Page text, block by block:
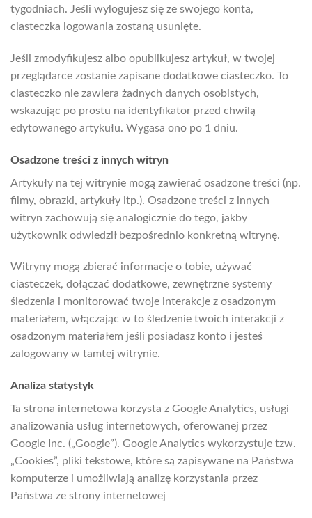
tygodniach. Jeśli wylogujesz się ze swojego konta,
ciasteczka logowania zostaną usunięte.
Jeśli zmodyfikujesz albo opublikujesz artykuł, w twojej
przeglądarce zostanie zapisane dodatkowe ciasteczko. To
ciasteczko nie zawiera żadnych danych osobistych,
wskazując po prostu na identyfikator przed chwilą
edytowanego artykułu. Wygasa ono po 1 dniu.
Osadzone treści z innych witryn
Artykuły na tej witrynie mogą zawierać osadzone treści (np.
filmy, obrazki, artykuły itp.). Osadzone treści z innych
witryn zachowują się analogicznie do tego, jakby
użytkownik odwiedził bezpośrednio konkretną witrynę.
Witryny mogą zbierać informacje o tobie, używać
ciasteczek, dołączać dodatkowe, zewnętrzne systemy
śledzenia i monitorować twoje interakcje z osadzonym
materiałem, włączając w to śledzenie twoich interakcji z
osadzonym materiałem jeśli posiadasz konto i jesteś
zalogowany w tamtej witrynie.
Analiza statystyk
Ta strona internetowa korzysta z Google Analytics, usługi
analizowania usług internetowych, oferowanej przez
Google Inc. („Google”). Google Analytics wykorzystuje tzw.
„Cookies”, pliki tekstowe, które są zapisywane na Państwa
komputerze i umożliwiają analizę korzystania przez
Państwa ze strony internetowej